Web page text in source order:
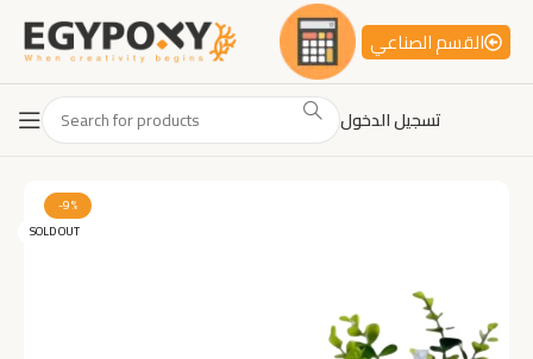
القسم الصناعي
تسجيل الدخول
-9%
SOLD OUT